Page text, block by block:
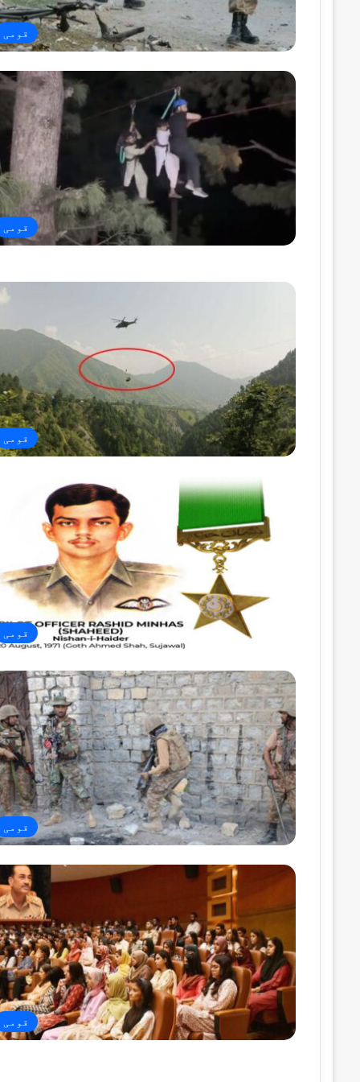
قومی
قومی
قومی
قومی
قومی
قومی